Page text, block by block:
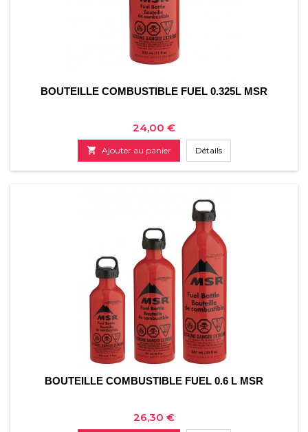
BOUTEILLE COMBUSTIBLE FUEL 0.325L MSR
Prix
24,00 €
 Ajouter au panier Détails
BOUTEILLE COMBUSTIBLE FUEL 0.6 L MSR
Prix
26,30 €